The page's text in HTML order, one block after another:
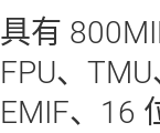
具有
FPU、
EMIF、16